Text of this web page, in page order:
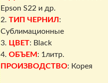
3.500 ₽.
Epson S22 и др.
2.ТИП ЧЕРНИЛ :
Сублимационные
3. ЦВЕТ: Black
4. ОБЪЕМ : 1литр.
ПРОИЗВОДСТВО: Корея